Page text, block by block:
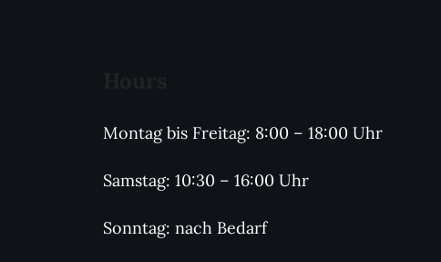
Montag bis Freitag: 8:00 – 18:00 Uhr
Samstag: 10:30 – 16:00 Uhr
Sonntag: nach Bedarf